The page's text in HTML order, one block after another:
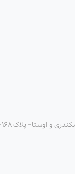
آدرس : تهران- خیابان